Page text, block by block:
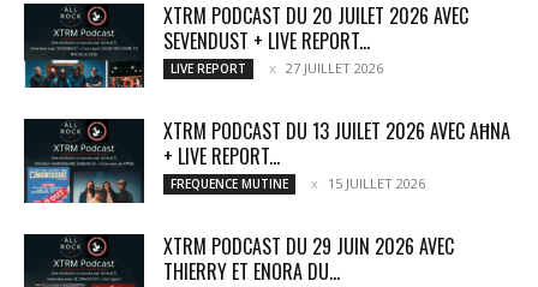
XTRM PODCAST DU 20 JUILET 2026 AVEC
SEVENDUST + LIVE REPORT...
LIVE REPORT 27 JUILLET 2026
XTRM PODCAST DU 13 JUILET 2026 AVEC AĦNA
+ LIVE REPORT...
FREQUENCE MUTINE 15 JUILLET 2026
XTRM PODCAST DU 29 JUIN 2026 AVEC
THIERRY ET ENORA DU...